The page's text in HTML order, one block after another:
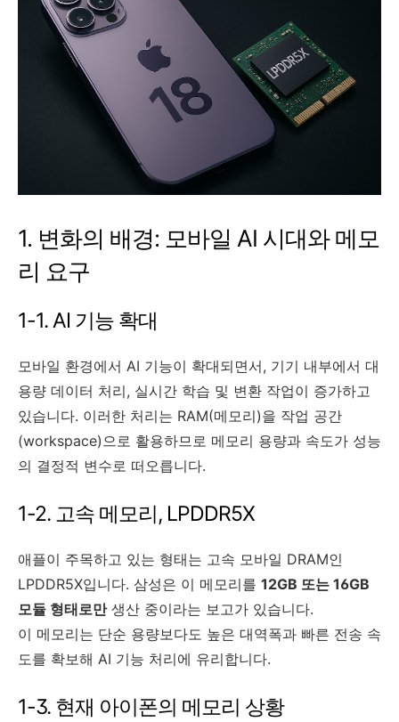
1. 변화의 배경: 모바일 AI 시대와 메모
리 요구
1-1. AI 기능 확대
모바일 환경에서 AI 기능이 확대되면서, 기기 내부에서 대
용량 데이터 처리, 실시간 학습 및 변환 작업이 증가하고
있습니다. 이러한 처리는 RAM(메모리)을 작업 공간
(workspace)으로 활용하므로 메모리 용량과 속도가 성능
의 결정적 변수로 떠오릅니다.
1-2. 고속 메모리, LPDDR5X
애플이 주목하고 있는 형태는 고속 모바일 DRAM인
LPDDR5X입니다. 삼성은 이 메모리를 12GB 또는 16GB
모듈 형태로만생산 중이라는 보고가 있습니다.
이 메모리는 단순 용량보다도 높은 대역폭과 빠른 전송 속
도를 확보해 AI 기능 처리에 유리합니다.
1-3. 현재 아이폰의 메모리 상황